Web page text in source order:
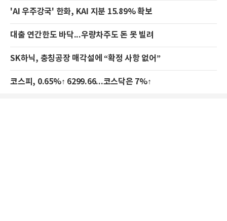
'AI 우주강국' 한화, KAI 지분 15.89% 확보
대출 연간한도 바닥...우량차주도 돈 못 빌려
SK하닉, 충칭공장 매각설에 “확정 사항 없어”
코스피, 0.65%↑ 6299.66...코스닥은 7%↑